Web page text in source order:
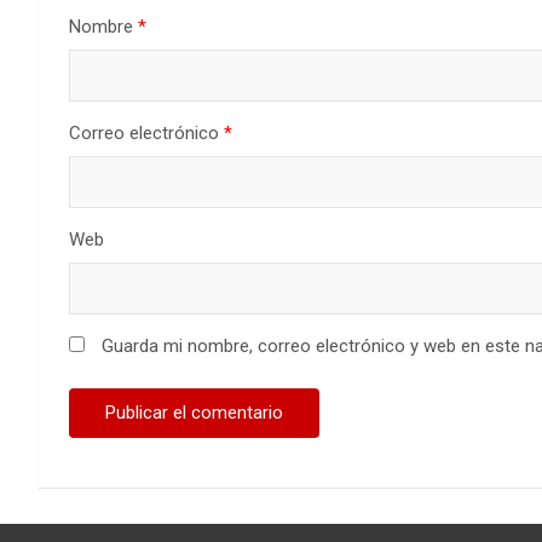
Nombre *
Correo electrónico *
Web
Guarda mi nombre, correo electrónico y web en este